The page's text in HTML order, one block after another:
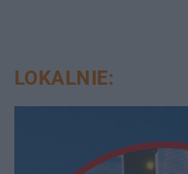
LOKALNIE: